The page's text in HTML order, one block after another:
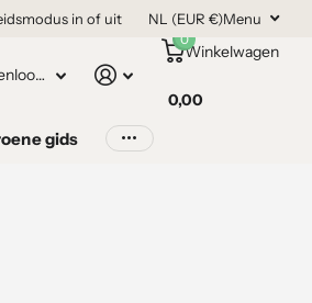
in of uit NL (EUR €)Menu
Tuinplantenloods.nl
Winkelwagen
0
0,00
gids